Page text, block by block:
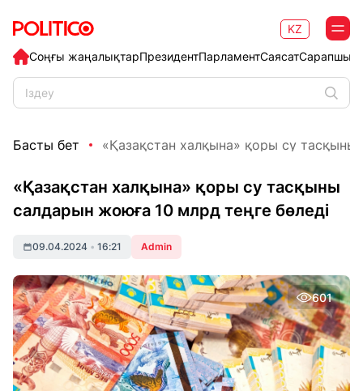
Соңғы жаңалықтарПрезидентПарламентСаясат
KZ
Басты бет «Қазақстан халқына» қоры су
«Қазақстан халқына» қоры су тасқыны
салдарын жоюға 10 млрд теңге бөледі
09.04.2024 • 16:21 Admin
601